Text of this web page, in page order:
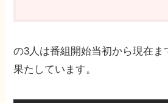
の3人は番組開始当初から現在ま
果たしています。